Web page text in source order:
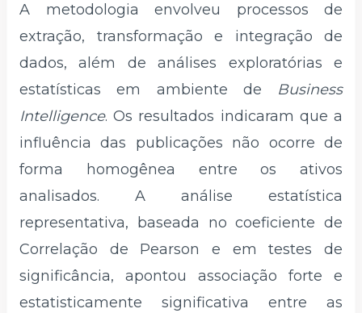
A metodologia envolveu processos de
extração, transformação e integração de
dados, além de análises exploratórias e
estatísticas em ambiente de Business
Intelligence. Os resultados indicaram que a
influência das publicações não ocorre de
forma homogênea entre os ativos
analisados. A análise estatística
representativa, baseada no coeficiente de
Correlação de Pearson e em testes de
significância, apontou associação forte e
estatisticamente significativa entre as